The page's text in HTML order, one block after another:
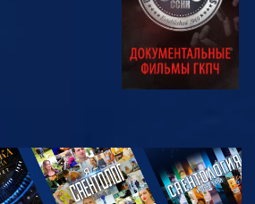
СМОТРЕТЬ
ПЕРЕДАЧИ